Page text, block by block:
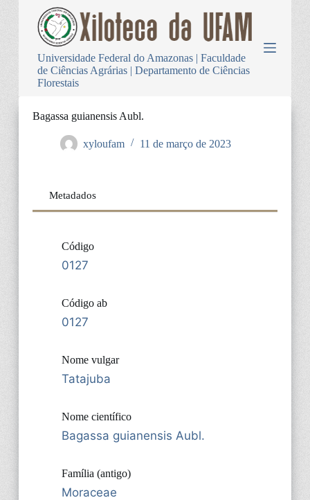
Universidade Federal do Amazonas | Faculdade
de Ciências Agrárias | Departamento de Ciências
Florestais
Bagassa guianensis Aubl.
xyloufam 11 de março de 2023
Metadados
Código
0127
Código ab
0127
Nome vulgar
Tatajuba
Nome científico
Bagassa guianensis Aubl.
Família (antigo)
Moraceae